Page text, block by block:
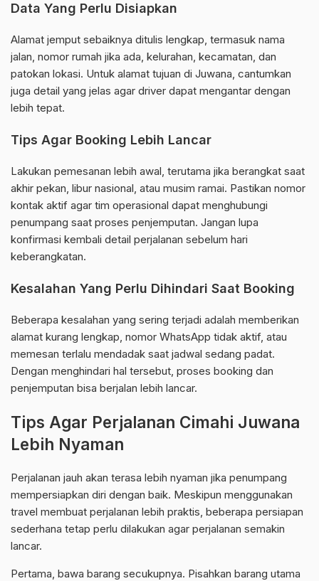
Data Yang Perlu Disiapkan
Alamat jemput sebaiknya ditulis lengkap, termasuk nama
jalan, nomor rumah jika ada, kelurahan, kecamatan, dan
patokan lokasi. Untuk alamat tujuan di Juwana, cantumkan
juga detail yang jelas agar driver dapat mengantar dengan
lebih tepat.
Tips Agar Booking Lebih Lancar
Lakukan pemesanan lebih awal, terutama jika berangkat saat
akhir pekan, libur nasional, atau musim ramai. Pastikan nomor
kontak aktif agar tim operasional dapat menghubungi
penumpang saat proses penjemputan. Jangan lupa
konfirmasi kembali detail perjalanan sebelum hari
keberangkatan.
Kesalahan Yang Perlu Dihindari Saat Booking
Beberapa kesalahan yang sering terjadi adalah memberikan
alamat kurang lengkap, nomor WhatsApp tidak aktif, atau
memesan terlalu mendadak saat jadwal sedang padat.
Dengan menghindari hal tersebut, proses booking dan
penjemputan bisa berjalan lebih lancar.
Tips Agar Perjalanan Cimahi Juwana
Lebih Nyaman
Perjalanan jauh akan terasa lebih nyaman jika penumpang
mempersiapkan diri dengan baik. Meskipun menggunakan
travel membuat perjalanan lebih praktis, beberapa persiapan
sederhana tetap perlu dilakukan agar perjalanan semakin
lancar.
Pertama, bawa barang secukupnya. Pisahkan barang utama